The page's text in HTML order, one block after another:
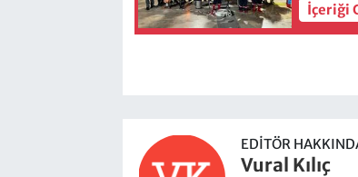
İçeriği
EDITÖR
Vural Kılıç